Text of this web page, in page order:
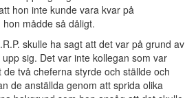
hon inte kunde vara kvar på
mådde så dåligt.
skulle ha sagt att det var på grund av
sig. Det var inte kollegan som var
två cheferna styrde och ställde och
de anställda genom att sprida olika